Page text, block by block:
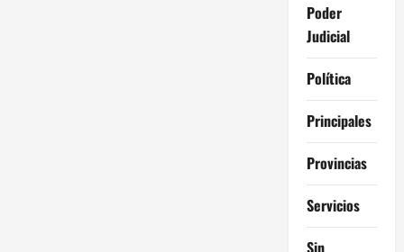
Poder
Judicial
Política
Principales
Provincias
Servicios
Sin